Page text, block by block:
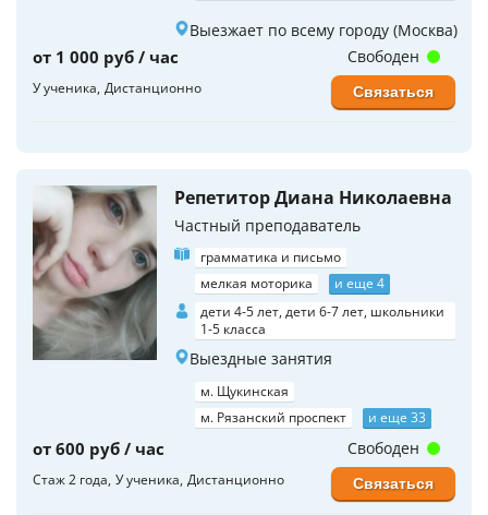
Выезжает по всему городу (Москва)
от 1 000 руб / час
У ученика Дистанционно
Свободен
Связаться
Репетитор Диана Николаевна
Частный преподаватель
грамматика и письмо
мелкая моторика
и еще 4
дети 4-5 лет, дети 6-7 лет, школьники
1-5 класса
Выездные занятия
м. Щукинская
м. Рязанский проспект
и еще 33
от 600 руб / час
Стаж 2 года У ученика Дистанционно
Свободен
Связаться